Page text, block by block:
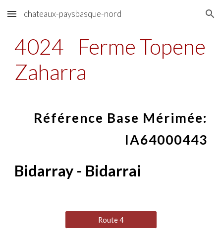
Skip to main content Skip to navigation
chateaux-paysbasque-nord
4024
Ferme Topene
Zaharra
Référence Base Mérimée:
IA64000443
Bidarray - Bidarrai
Route 4